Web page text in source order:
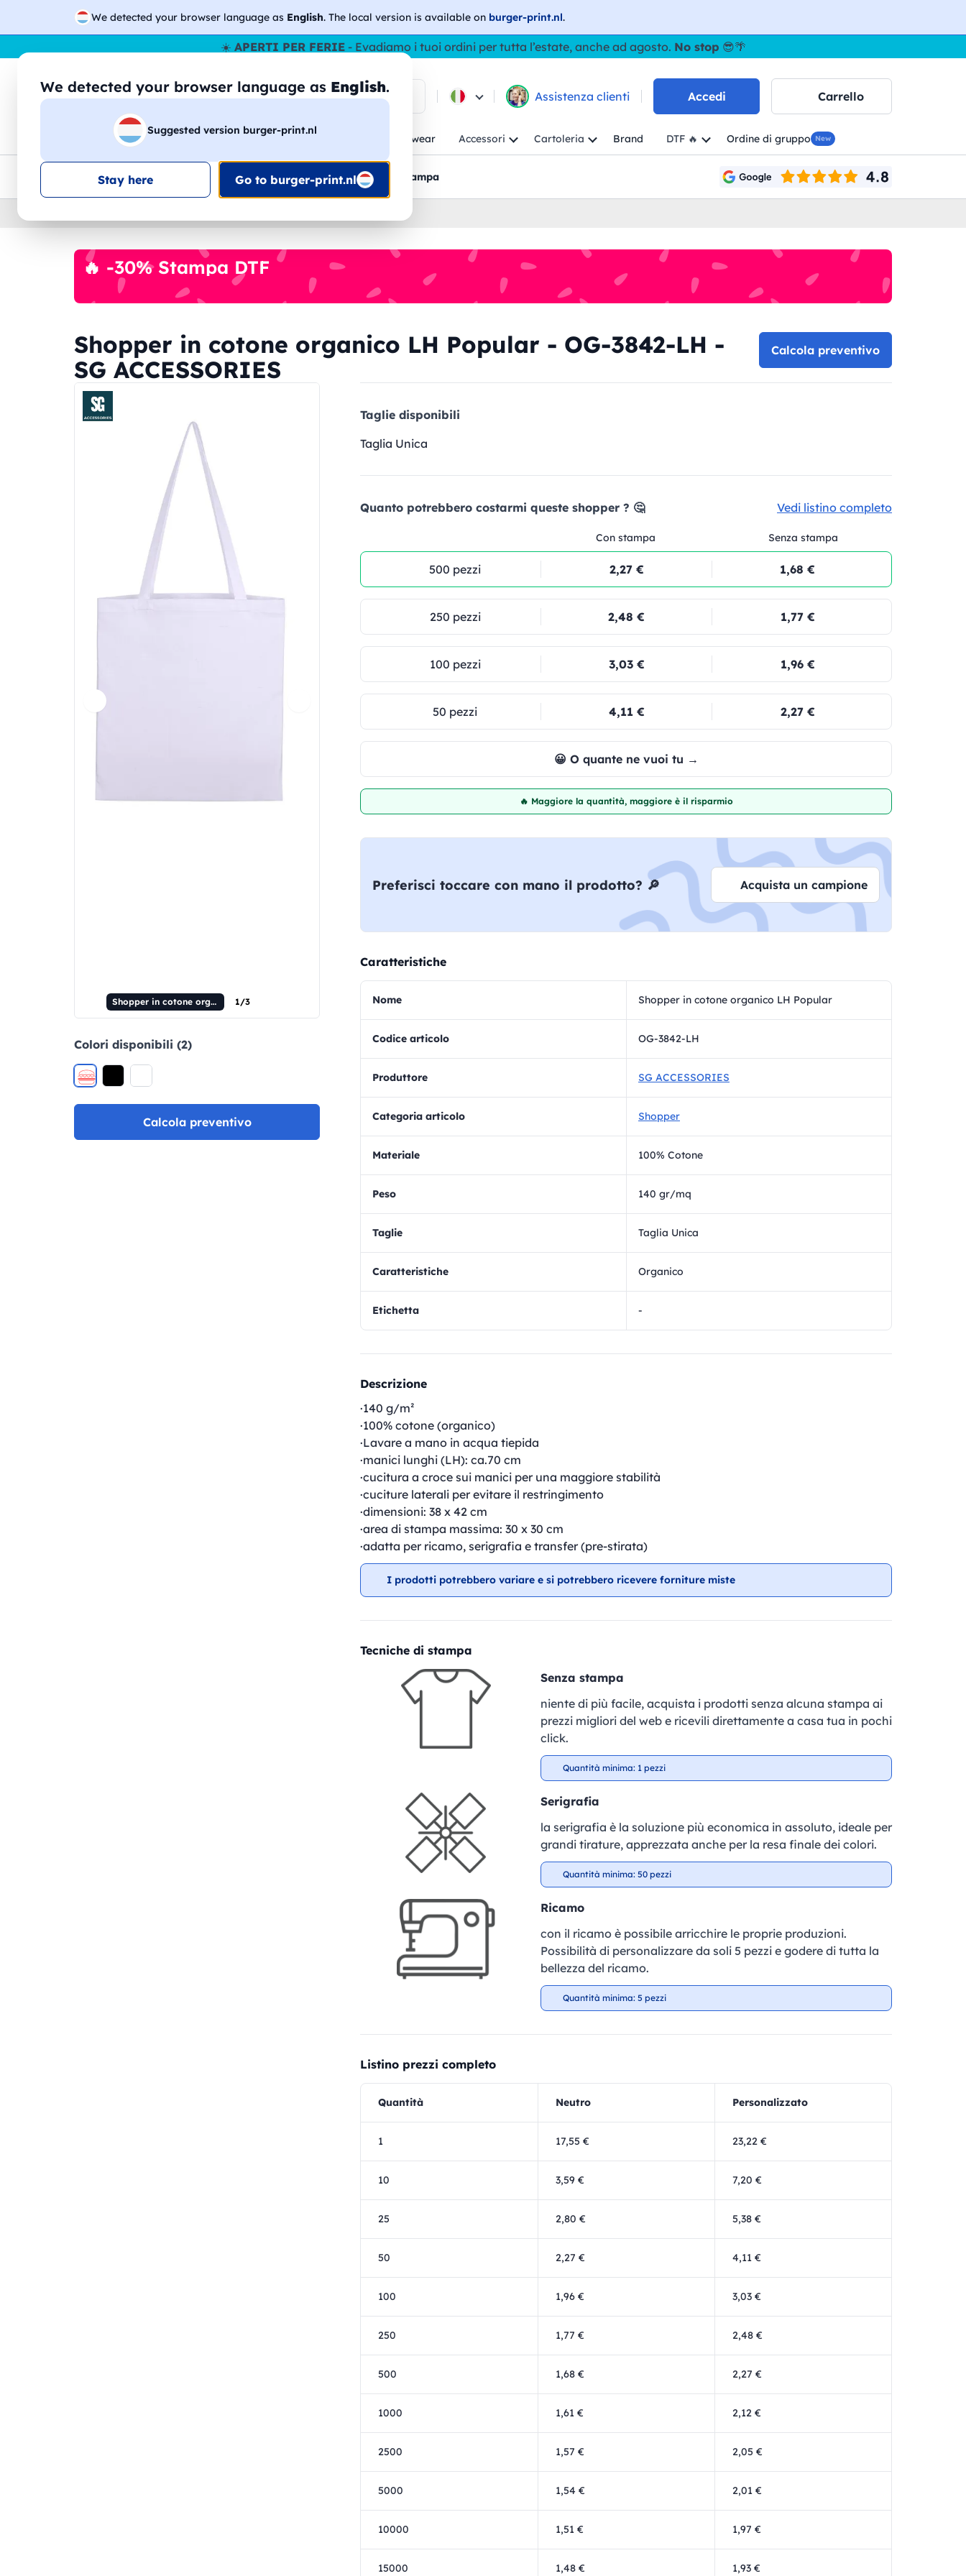
We detected your browser language as English. The local version is available on burger-print.nl.
We detected your browser language as English.
Suggested version burger-print.nl
Stay here Go to burger-print.nl
☀️ APERTI PER FERIE- Evadiamo i tuoi ordini per tutta l’estate, anche ad agosto. No stop 😎🌴
🔎 Cerca tra i prodotti Assistenza clienti Accedi Carrello
Magliette Felpe Uomo Donna Workwear Accessori Cartoleria Brand DTF 🔥 Ordine di gruppo New
Consegna gratis Sconti quantitàAssistenza clientiBozzetti pre-stampa
🔥 -30% Stampa DTF
Shopper in cotone organico LH Popular - OG-3842-LH -
SG ACCESSORIES
Calcola preventivo
Shopper in cotone organico LH Popular 1/3
Colori disponibili (2)
Calcola preventivo
Taglie disponibili
Taglia Unica
Quanto potrebbero costarmi queste shopper ? 🤔 Vedi listino completo
Con stampa Senza stampa
500 pezzi 2,27 € 1,68 €
250 pezzi 2,48 € 1,77 €
100 pezzi 3,03 € 1,96 €
50 pezzi 4,11 € 2,27 €
😀 O quante ne vuoi tu →
🔥 Maggiore la quantità, maggiore è il risparmio
Preferisci toccare con mano il prodotto? 🔎 Acquista un campione
Caratteristiche
Nome Shopper in cotone organico LH Popular
Codice articolo OG-3842-LH
Produttore SG ACCESSORIES
Categoria articolo Shopper
materiale 100% Cotone
Peso 140 gr/mq
Taglie Taglia Unica
Caratteristiche Organico
Etichetta -
Descrizione
·140 g/m²
·100% cotone (organico)
·Lavare a mano in acqua tiepida
·manici lunghi (LH): ca.70 cm
·cucitura a croce sui manici per una maggiore stabilità
·cuciture laterali per evitare il restringimento
·dimensioni: 38 x 42 cm
·area di stampa massima: 30 x 30 cm
·adatta per ricamo, serigrafia e transfer (pre-stirata)
I prodotti potrebbero variare e si potrebbero ricevere forniture miste
Tecniche di stampa
Senza stampa
niente di più facile, acquista i prodotti senza alcuna stampa ai
prezzi migliori del web e ricevili direttamente a casa tua in pochi
click.
Quantità minima: 1 pezzi
Serigrafia
la serigrafia è la soluzione più economica in assoluto, ideale per
grandi tirature, apprezzata anche per la resa finale dei colori.
Quantità minima: 50 pezzi
Ricamo
con il ricamo è possibile arricchire le proprie produzioni.
Possibilità di personalizzare da soli 5 pezzi e godere di tutta la
bellezza del ricamo.
Quantità minima: 5 pezzi
Listino prezzi completo
Quantità Neutro Personalizzato
1 17,55 € 23,22 €
10 3,59 € 7,20 €
25 2,80 € 5,38 €
50 2,27 € 4,11 €
100 1,96 € 3,03 €
250 1,77 € 2,48 €
500 1,68 € 2,27 €
1000 1,61 € 2,12 €
2500 1,57 € 2,05 €
5000 1,54 € 2,01 €
10000 1,51 € 1,97 €
15000 1,48 € 1,93 €